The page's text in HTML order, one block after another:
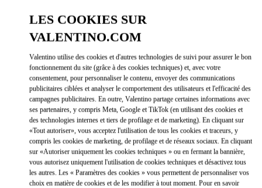
PLUS DE DÉTAILS
OBTENIR DES DIRECTIONSLINK
Link Opens in New Tab
LES COOKIES SUR
VALENTINO.COM
Valentino utilise des cookies et d'autres technologies de suivi pour assurer le bon
fonctionnement du site (grâce à des cookies techniques) et, avec votre
consentement, pour personnaliser le contenu, envoyer des communications
publicitaires ciblées et analyser le comportement des utilisateurs et l'efficacité des
campagnes publicitaires. En outre, Valentino partage certaines informations avec
ses partenaires, y compris Meta, Google et TikTok (en utilisant des cookies et
des technologies internes et tiers de profilage et de marketing). En cliquant sur
«Tout autoriser», vous acceptez l'utilisation de tous les cookies et traceurs, y
compris les cookies de marketing, de profilage et de réseaux sociaux. En cliquant
sur «Autoriser uniquement les cookies techniques » ou en fermant la bannière,
vous autorisez uniquement l'utilisation de cookies techniques et désactivez tous
les autres. Les « Paramètres des cookies » vous permettent de personnaliser vos
choix en matière de cookies et de les modifier à tout moment. Pour en savoir